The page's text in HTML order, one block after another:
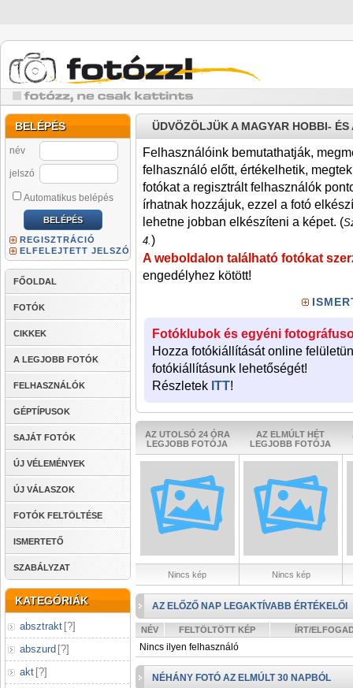
BELÉPÉS
név
jelszó
Automatikus belépés
REGISZTRÁCIÓ
ELFELEJTETT JELSZÓ
FŐOLDAL
FOTÓK
CIKKEK
A LEGJOBB FOTÓK
FELHASZNÁLÓK
GÉPTÍPUSOK
SAJÁT FOTÓK
ÚJ VÉLEMÉNYEK
ÚJ VÁLASZOK
FOTÓK FELTÖLTÉSE
ISMERTETŐ
SZABÁLYZAT
KATEGÓRIÁK
absztrakt [?]
abszurd [?]
akt [?]
ÜDVÖZÖLJÜK A MAGYAR HOBBI-
Felhasználóink bemutathatják,
felhasználó előtt, értékelhetik,
fotókat a regisztrált felhasználók
írhatnak hozzájuk, ezzel a fotó
lehetne jobban elkészíteni a képet. (
4.)
A weboldalon található fotókat
engedélyhez kötött!
Fotóklubok és egyéni
Hozza fotókiállítását online
fotókiállításunk lehetőségét!
Részletek ITT!
AZ UTOLSÓ 24 ÓRA
LEGJOBB FOTÓJA
AZ ELMÚLT HÉT
LEGJOBB FOTÓJA
Nincs kép Nincs kép
AZ ELŐZŐ NAP LEGAKTÍVABB ÉRTÉKELŐI
NÉV FELTÖLTÖTT KÉP ÍRT/
Nincs ilyen felhasználó
NÉHÁNY FOTÓ AZ ELMÚLT 30 NAPBÓL